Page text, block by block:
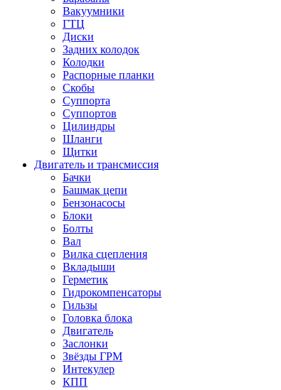
Вакуумники
ГТЦ
Диски
Задних колодок
Колодки
Распорные планки
Скобы
Суппорта
Суппортов
Цилиндры
Шланги
Щитки
Двигатель и трансмиссия
Бачки
Башмак цепи
Бензонасосы
Блоки
Болты
Вал
Вилка сцепления
Вкладыши
Герметик
Гидрокомпенсаторы
Гильзы
Головка блока
Двигатель
Заслонки
Звёзды ГРМ
Интекулер
КПП